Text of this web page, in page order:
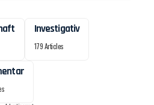
Investigativ
179 Articles